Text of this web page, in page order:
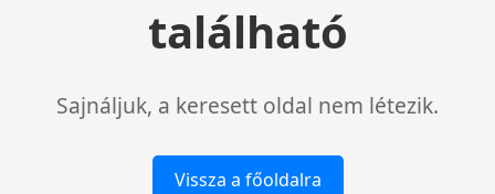
található
Sajnáljuk, a keresett oldal nem létezik.
Vissza a főoldalra